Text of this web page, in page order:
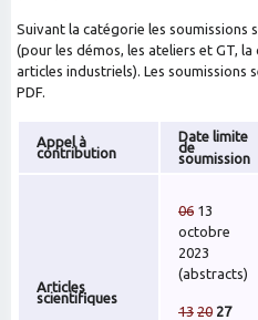
Suivant la catégorie les soumissions
(pour les démos, les ateliers et GT,
articles industriels). Les
PDF.
Appel à
contribution
Date limite
de
soumission
Articles
scientifiques
06 13
octobre
2023
(abstracts)
13 20 27